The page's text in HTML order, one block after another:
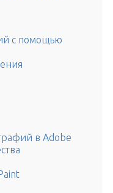
с помощью
в Adobe